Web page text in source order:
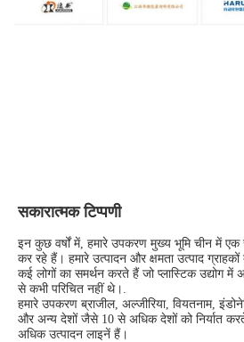
सकारात्मक टिप्पणी
इन कुछ वर्षों में, हमारे उपकरण मुख्य भूमि चीन में
कर रहे हैं। हमारे उत्पादन और क्षमता उत्पाद ग्राहकों
कई लोगों का समर्थन करते हैं जो प्लास्टिक उद्योग में
से कभी परिचित नहीं थे।.
हमारे उपकरण ब्राजील, अल्जीरिया, वियतनाम,
और अन्य देशों जैसे 10 से अधिक देशों को निर्यात
अधिक उत्पादन लाइनें हैं।